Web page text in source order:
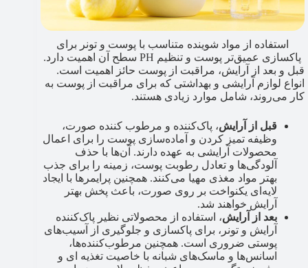
استفاده از مواد شوینده متناسب با پوست و تونر برای
پاکسازی عمیق­‌تر پوست و تنظیم PH سطح آن اهمیت دارد.
قبل و بعد از آرایش، مراقبت از پوست حائز اهمیت است.
انواع لوازم آرایشی و بهداشتی که برای مراقبت از پوست به
کار می‌روند، شامل موارد زیادی هستند.
قبل از آرایش، پاک‌کننده و مرطوب کننده صورت،
وظیفه تمیز کردن و آماده‌سازی پوست را برای اعمال
محصولات آرایشی به عهده دارند. آن‌ها با حذف
آلودگی‌ها و تعادل رطوبت پوست، زمینه را برای جذب
بهتر مواد مغذی مهیا می‌کنند. همچنین پرایمرها با ایجاد
لایه‌ای یکنواخت بر روی صورت، باعث پخش بهتر
آرایش خواهند شد.
بعد از آرایش، استفاده از محصولاتی نظیر پاک‌کننده
آرایش و تونر، برای پاکسازی و جلوگیری از آسیب‌های
پوستی ضروری است. همچنین مرطوب‌کننده‌ها،
اسانس‌ها و ماسک‌های شبانه با خاصیت تغذیه ای و